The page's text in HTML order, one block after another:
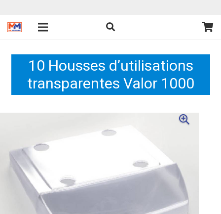
10 Housses d’utilisations
transparentes Valor 1000